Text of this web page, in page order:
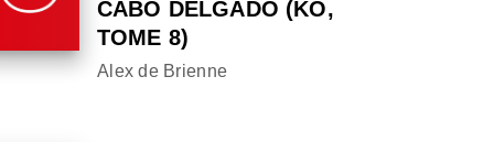
CABO DELGADO (KO,
TOME 8)
Alex de Brienne